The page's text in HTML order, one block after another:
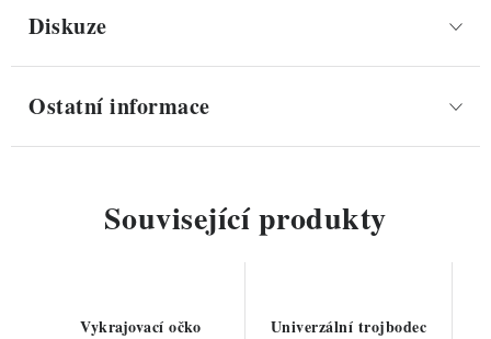
Diskuze
Ostatní informace
Související produkty
Vykrajovací očko Univerzální trojbodec